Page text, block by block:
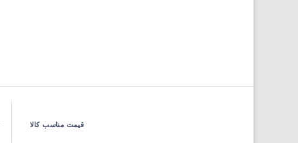
قیمت مناسب کالا